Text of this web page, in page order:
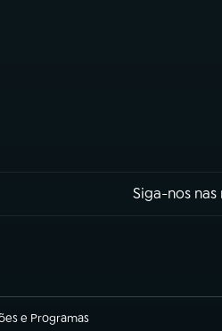
Siga-nos nas
e Programas
em nova aba)